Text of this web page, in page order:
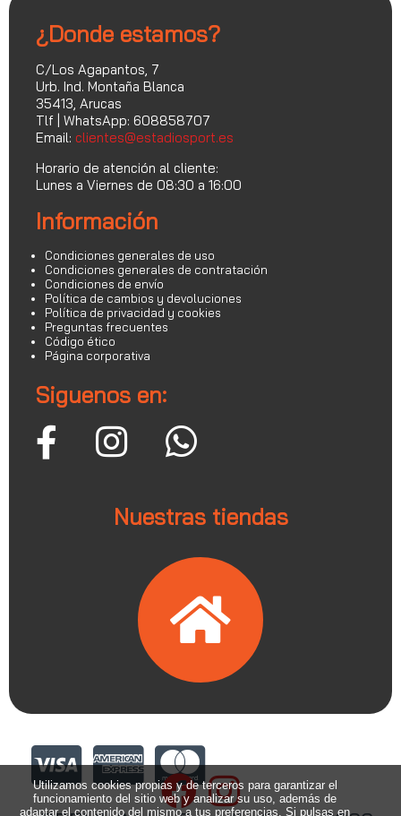
¿Donde estamos?
C/Los Agapantos, 7
Urb. Ind. Montaña Blanca
35413, Arucas
Tlf | WhatsApp: 608858707
Email: clientes@estadiosport.es
Horario de atención al cliente:
Lunes a Viernes de 08:30 a 16:00
Información
Condiciones generales de uso
Condiciones generales de contratación
Condiciones de envío
Política de cambios y devoluciones
Política de privacidad y cookies
Preguntas frecuentes
Código ético
Página corporativa
Siguenos en:
Nuestras tiendas
Utilizamos cookies propias y de terceros para garantizar el
funcionamiento del sitio web y analizar su uso, además de
adaptar el contenido del mismo a tus preferencias. Si pulsas en